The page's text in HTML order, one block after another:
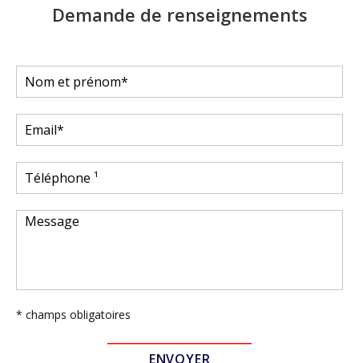
Demande de renseignements
* champs obligatoires